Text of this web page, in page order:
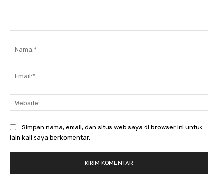
Simpan nama, email, dan situs web saya di browser ini untuk
lain kali saya berkomentar.